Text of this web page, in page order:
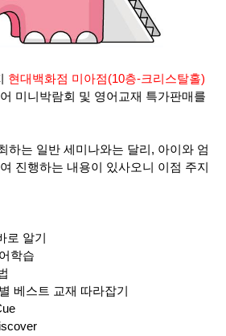
현대백화점 미아점(10층-크리스탈홀)
미니박람회 및 영어교재 특가판매를
하는 일반 세미나와는 달리, 아이와 엄
진행하는 내용이 있사오니 이점 주지
로 알기
학습
베스트 교재 따라잡기